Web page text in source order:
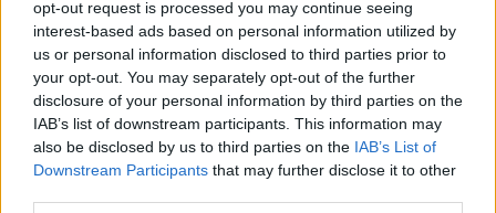
opt-out request is processed you may continue seeing
interest-based ads based on personal information utilized by
us or personal information disclosed to third parties prior to
your opt-out. You may separately opt-out of the further
disclosure of your personal information by third parties on the
IAB’s list of downstream participants. This information may
also be disclosed by us to third parties on the IAB’s List of
Downstream Participants that may further disclose it to other
ΓΕΎΣΗ - ΨΥΧΑΓΩΓΊΑ • ΚΡΗΤΗ
“Δύο Μαύρα Πουκάμισα”:
Κυκλοφόρησε το trailer της νέας
δραματικής σειράς που γυρίστηκε
στην Κρήτη
6 Αυγούστου 2026 18:35
ΝΕΟΙ ΟΡΙΖΟΝΤΕΣ ΝΟΜΌΣ ΧΑΝΊΩΝ
Χανιά: Αυτοψία στα έργα στον ΒΟΑΚ
από τον υπουργό Υποδομών